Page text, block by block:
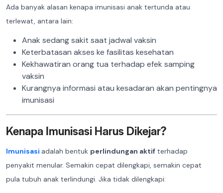
Ada banyak alasan kenapa imunisasi anak tertunda atau
terlewat, antara lain:
Anak sedang sakit saat jadwal vaksin
Keterbatasan akses ke fasilitas kesehatan
Kekhawatiran orang tua terhadap efek samping
vaksin
Kurangnya informasi atau kesadaran akan pentingnya
imunisasi
Kenapa Imunisasi Harus Dikejar?
Imunisasi adalah bentuk perlindungan aktif terhadap
penyakit menular. Semakin cepat dilengkapi, semakin cepat
pula tubuh anak terlindungi. Jika tidak dilengkapi: